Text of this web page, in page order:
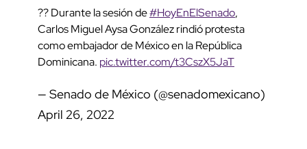
?? Durante la sesión de#HoyEnElSenado,
Carlos Miguel Aysa González rindió protesta
como embajador de México en la República
Dominicana. pic.twitter.com/t3CszX5JaT
— Senado de México (@senadomexicano)
April 26, 2022